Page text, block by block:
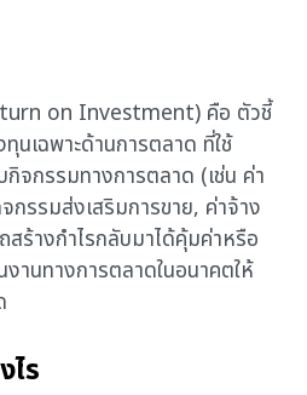
on Investment) คือ ตัวชี้
เฉพาะด้านการตลาด ที่ใช้
กิจกรรมทางการตลาด (เช่น ค่า
รรมส่งเสริมการขาย, ค่าจ้าง
สร้างกำไรกลับมาได้คุ้มค่าหรือ
านทางการตลาดในอนาคตให้
ร